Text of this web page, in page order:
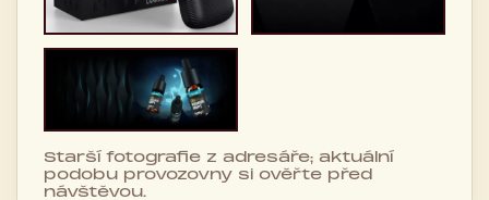
Starší fotografie z adresáře; aktuální
podobu provozovny si ověřte před
návštěvou.